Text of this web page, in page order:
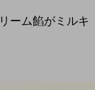
ーム餡がミルキ